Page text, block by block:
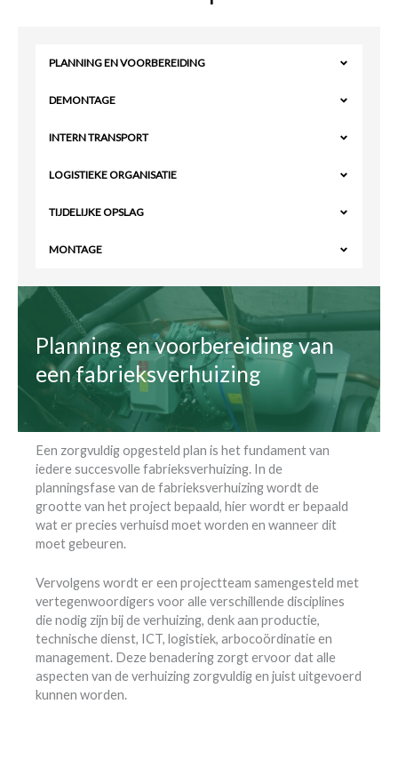
Planning en voorbereiding van
een fabrieksverhuizing
Een zorgvuldig opgesteld plan is het fundament van
iedere succesvolle fabrieksverhuizing. In de
planningsfase van de fabrieksverhuizing wordt de
grootte van het project bepaald, hier wordt er bepaald
wat er precies verhuisd moet worden en wanneer dit
moet gebeuren.
Vervolgens wordt er een projectteam samengesteld met
vertegenwoordigers voor alle verschillende disciplines
die nodig zijn bij de verhuizing, denk aan productie,
technische dienst, ICT, logistiek, arbocoördinatie en
management. Deze benadering zorgt ervoor dat alle
aspecten van de verhuizing zorgvuldig en juist uitgevoerd
kunnen worden.
PLANNING EN VOORBEREIDING
DEMONTAGE
INTERN TRANSPORT
LOGISTIEKE ORGANISATIE
TIJDELIJKE OPSLAG
MONTAGE